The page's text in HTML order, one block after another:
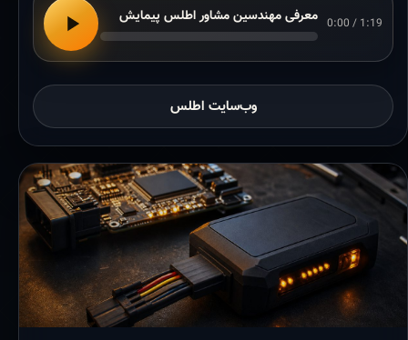
0:00 / 1:19 معرفی مهندسین مشاور اطلس پیمایش
وب‌سایت اطلس